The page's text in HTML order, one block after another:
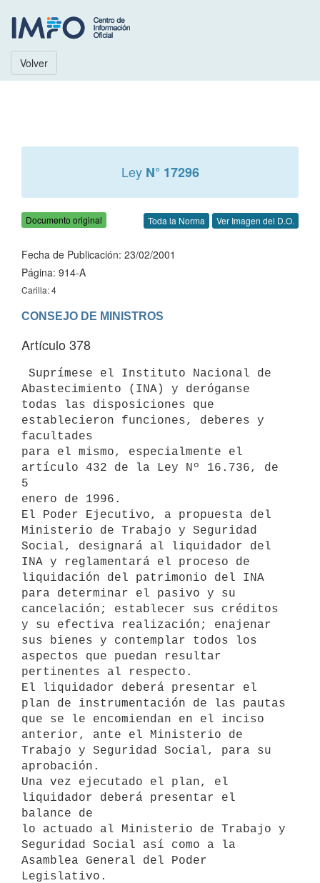
Volver
Ley N° 17296
Documento original Toda la Norma Ver Imagen del D.O.
Fecha de Publicación: 23/02/2001
Página: 914-A
Carilla: 4
CONSEJO DE MINISTROS
Artículo 378
Abastecimiento (INA) y deróganse
todas las disposiciones que
establecieron funciones, deberes y
facultades
para el mismo, especialmente el
artículo 432 de la Ley Nº 16.736, de
5
enero de 1996.
El Poder Ejecutivo, a propuesta del
Ministerio de Trabajo y Seguridad
Social, designará al liquidador del
INA y reglamentará el proceso de
liquidación del patrimonio del INA
para determinar el pasivo y su
cancelación; establecer sus créditos
y su efectiva realización; enajenar
sus bienes y contemplar todos los
aspectos que puedan resultar
pertinentes al respecto.
El liquidador deberá presentar el
plan de instrumentación de las pautas
que se le encomiendan en el inciso
anterior, ante el Ministerio de
Trabajo y Seguridad Social, para su
aprobación.
Una vez ejecutado el plan, el
liquidador deberá presentar el
balance de
lo actuado al Ministerio de Trabajo y
Seguridad Social así como a la
Asamblea General del Poder
Legislativo.